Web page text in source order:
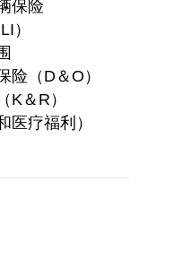
保险
）
险（D＆O）
K＆R）
医疗福利）